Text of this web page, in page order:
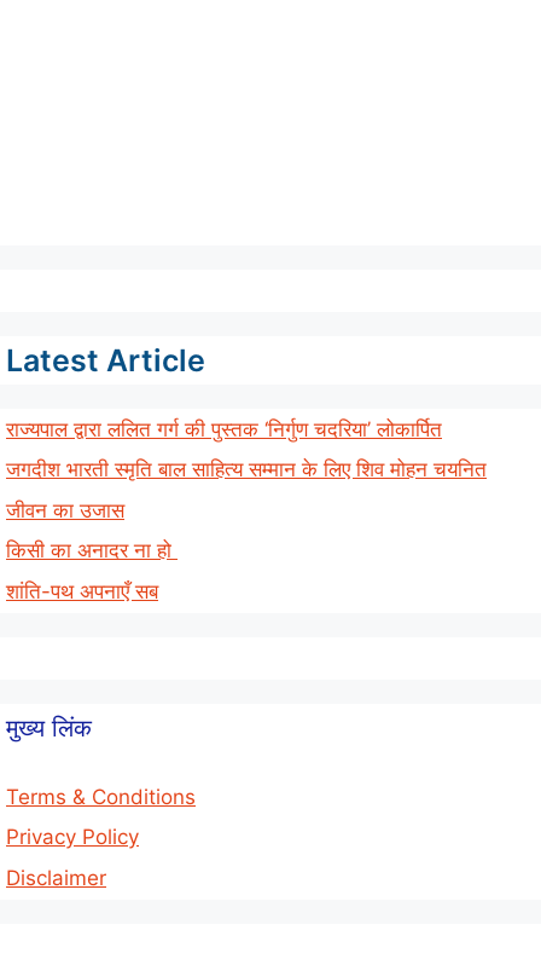
Latest Article
राज्यपाल द्वारा ललित गर्ग की पुस्तक ‘निर्गुण चदरिया’ लोकार्पित
जगदीश भारती स्मृति बाल साहित्य सम्मान के लिए शिव मोहन चयनित
जीवन का उजास
किसी का अनादर ना हो
शांति-पथ अपनाएँ सब
मुख्य लिंक
Terms & Conditions
Privacy Policy
Disclaimer